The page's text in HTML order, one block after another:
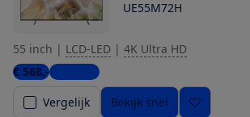
UE55M72H
55 inch | LCD-LED | 4K Ultra HD
€ 568,-4 winkels
Vergelijk
Bekijk snel